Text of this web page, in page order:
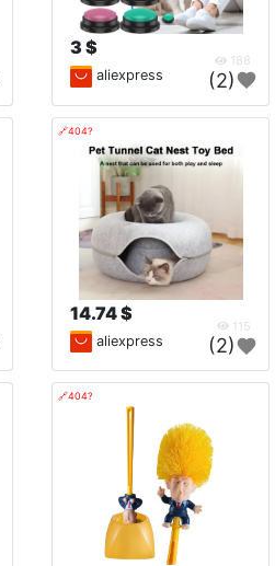
3 $
188
aliexpress (2)
🔗404?
14.74 $
115
aliexpress (2)
🔗404?